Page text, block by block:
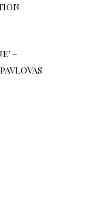
–
PAVLOVAS